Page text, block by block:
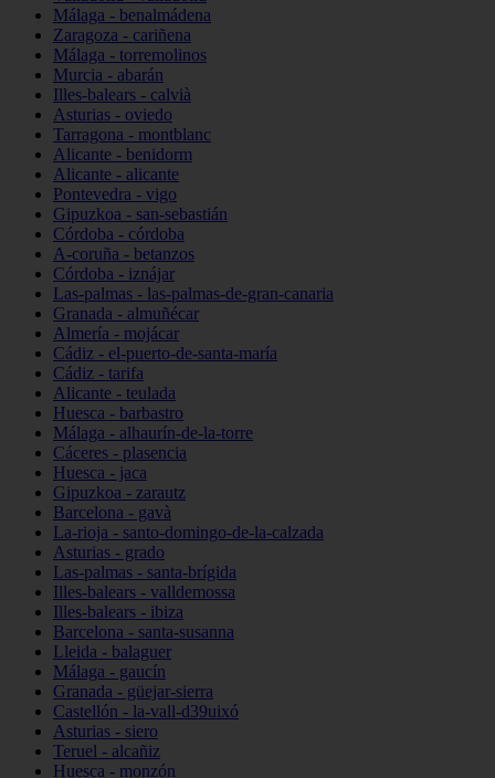
Málaga - benalmádena
Zaragoza - cariñena
Málaga - torremolinos
Murcia - abarán
Illes-balears - calvià
Asturias - oviedo
Tarragona - montblanc
Alicante - benidorm
Alicante - alicante
Pontevedra - vigo
Gipuzkoa - san-sebastián
Córdoba - córdoba
A-coruña - betanzos
Córdoba - iznájar
Las-palmas - las-palmas-de-gran-canaria
Granada - almuñécar
Almería - mojácar
Cádiz - el-puerto-de-santa-maría
Cádiz - tarifa
Alicante - teulada
Huesca - barbastro
Málaga - alhaurín-de-la-torre
Cáceres - plasencia
Huesca - jaca
Gipuzkoa - zarautz
Barcelona - gavà
La-rioja - santo-domingo-de-la-calzada
Asturias - grado
Las-palmas - santa-brígida
Illes-balears - valldemossa
Illes-balears - ibiza
Barcelona - santa-susanna
Lleida - balaguer
Málaga - gaucín
Granada - güejar-sierra
Castellón - la-vall-d39uixó
Asturias - siero
Teruel - alcañiz
Huesca - monzón